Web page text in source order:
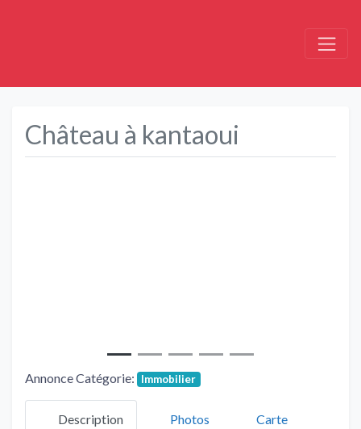
Château à kantaoui
Annonce Catégorie: Immobilier
Description Photos Carte